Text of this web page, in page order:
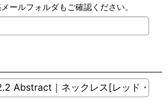
ールフォルダもご確認ください。